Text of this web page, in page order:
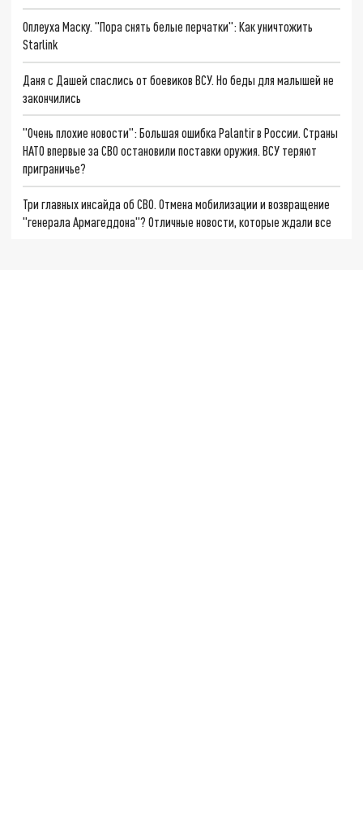
Оплеуха Маску. "Пора снять белые перчатки": Как уничтожить
Starlink
Даня с Дашей спаслись от боевиков ВСУ. Но беды для малышей не
закончились
"Очень плохие новости": Большая ошибка Palantir в России. Страны
НАТО впервые за СВО остановили поставки оружия. ВСУ теряют
приграничье?
Три главных инсайда об СВО. Отмена мобилизации и возвращение
"генерала Армагеддона"? Отличные новости, которые ждали все